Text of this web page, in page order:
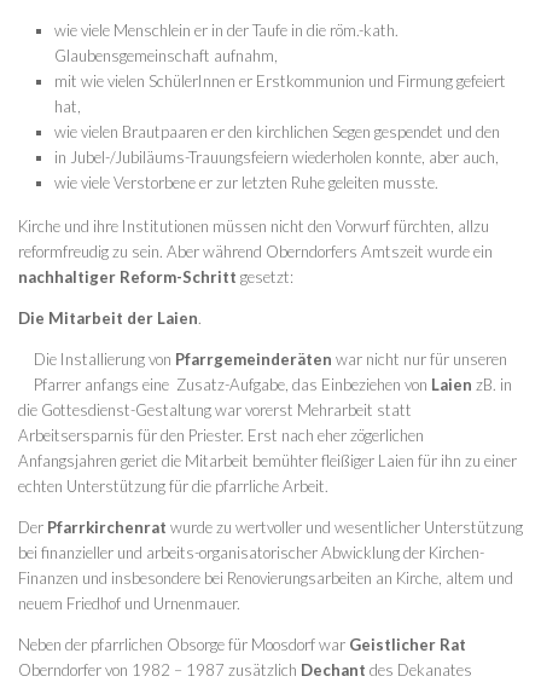
wie viele Menschlein er in der Taufe in die röm.-kath.
Glaubensgemeinschaft aufnahm,
mit wie vielen SchülerInnen er Erstkommunion und Firmung gefeiert
hat,
wie vielen Brautpaaren er den kirchlichen Segen gespendet und den
in Jubel-/Jubiläums-Trauungsfeiern wiederholen konnte, aber auch,
wie viele Verstorbene er zur letzten Ruhe geleiten musste.
Kirche und ihre Institutionen müssen nicht den Vorwurf fürchten, allzu
reformfreudig zu sein. Aber während Oberndorfers Amtszeit wurde ein
nachhaltiger Reform-Schritt gesetzt:
Die Mitarbeit der Laien.
Die Installierung von Pfarrgemeinderäten war nicht nur für unseren
Pfarrer anfangs eine Zusatz-Aufgabe, das Einbeziehen von Laien zB. in
die Gottesdienst-Gestaltung war vorerst Mehrarbeit statt
Arbeitsersparnis für den Priester. Erst nach eher zögerlichen
Anfangsjahren geriet die Mitarbeit bemühter fleißiger Laien für ihn zu einer
echten Unterstützung für die pfarrliche Arbeit.
Der Pfarrkirchenrat wurde zu wertvoller und wesentlicher Unterstützung
bei finanzieller und arbeits-organisatorischer Abwicklung der Kirchen-
Finanzen und insbesondere bei Renovierungsarbeiten an Kirche, altem und
neuem Friedhof und Urnenmauer.
Neben der pfarrlichen Obsorge für Moosdorf war Geistlicher Rat
Oberndorfer von 1982 – 1987 zusätzlich Dechant des Dekanates